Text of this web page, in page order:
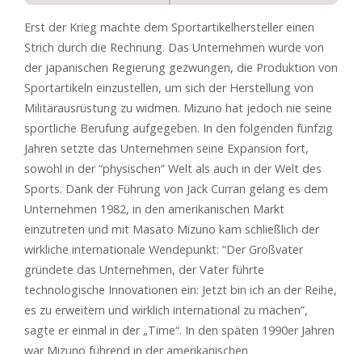
Erst der Krieg machte dem Sportartikelhersteller einen
Strich durch die Rechnung. Das Unternehmen wurde von
der japanischen Regierung gezwungen, die Produktion von
Sportartikeln einzustellen, um sich der Herstellung von
Militärausrüstung zu widmen. Mizuno hat jedoch nie seine
sportliche Berufung aufgegeben. In den folgenden fünfzig
Jahren setzte das Unternehmen seine Expansion fort,
sowohl in der “physischen” Welt als auch in der Welt des
Sports. Dank der Führung von Jack Curran gelang es dem
Unternehmen 1982, in den amerikanischen Markt
einzutreten und mit Masato Mizuno kam schließlich der
wirkliche internationale Wendepunkt: “Der Großvater
gründete das Unternehmen, der Vater führte
technologische Innovationen ein: Jetzt bin ich an der Reihe,
es zu erweitern und wirklich international zu machen”,
sagte er einmal in der „Time“. In den späten 1990er Jahren
war Mizuno führend in der amerikanischen